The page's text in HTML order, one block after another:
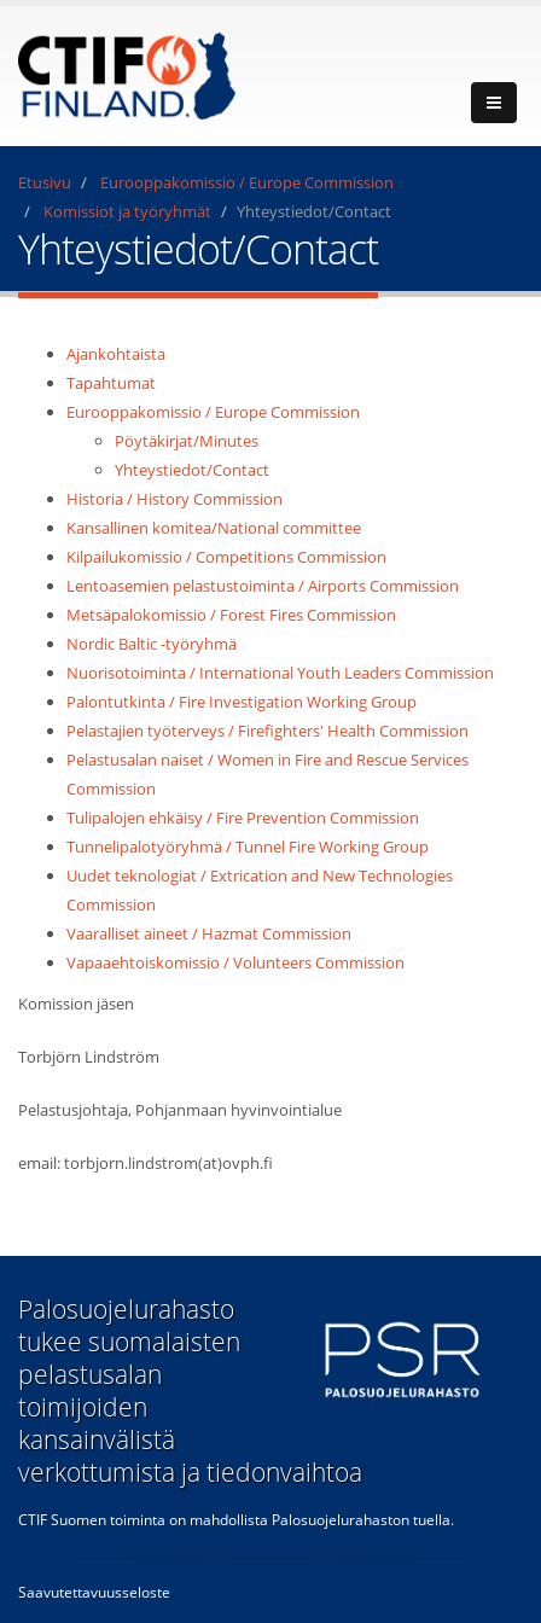
Etusivu
Eurooppakomissio / Europe Commission
Komissiot ja työryhmät
Yhteystiedot/Contact
Yhteystiedot/Contact
Ajankohtaista
Tapahtumat
Eurooppakomissio / Europe Commission
Pöytäkirjat/Minutes
Yhteystiedot/Contact
Historia / History Commission
Kansallinen komitea/National committee
Kilpailukomissio / Competitions Commission
Lentoasemien pelastustoiminta / Airports Commission
Metsäpalokomissio / Forest Fires Commission
Nordic Baltic -työryhmä
Nuorisotoiminta / International Youth Leaders Commission
Palontutkinta / Fire Investigation Working Group
Pelastajien työterveys / Firefighters' Health Commission
Pelastusalan naiset / Women in Fire and Rescue Services
Commission
Tulipalojen ehkäisy / Fire Prevention Commission
Tunnelipalotyöryhmä / Tunnel Fire Working Group
Uudet teknologiat / Extrication and New Technologies
Commission
Vaaralliset aineet / Hazmat Commission
Vapaaehtoiskomissio / Volunteers Commission
Komission jäsen
Torbjörn Lindström
Pelastusjohtaja, Pohjanmaan hyvinvointialue
email: torbjorn.lindstrom(at)ovph.fi
​Palosuojelurahasto
tukee suomalaisten
pelastusalan
toimijoiden
kansainvälistä
verkottumista ja tiedonvaihtoa
CTIF Suomen toiminta on mahdollista Palosuojelurahaston tuella.
Saavutettavuusseloste